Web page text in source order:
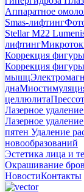
Аппаратное
Smas-лифтинг
Stellar M22
лифтинг
Коррекция фигуры
Коррекция фигуры
мышц
дна
целлюлита
Лазерное
Лазерное
пятен Удаление
новообразований
Эстетика лица и
Окрашивание
НовостиКонтакты